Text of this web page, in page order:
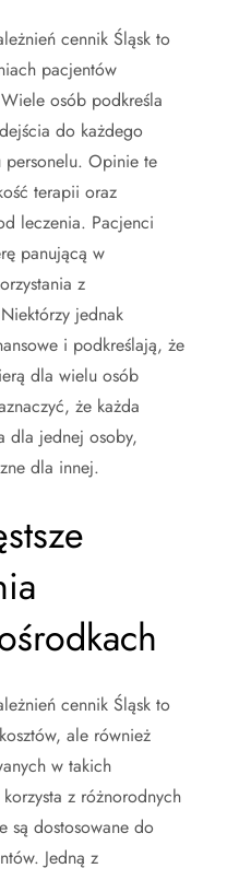
cennik Śląsk to
pacjentów
osób podkreśla
do każdego
personelu. Opinie te
terapii oraz
leczenia. Pacjenci
panującą w
z
jednak
i podkreślają, że
dla wielu osób
że każda
dla jednej osoby,
dla innej.
cennik Śląsk to
ale również
w takich
z różnorodnych
są dostosowane do
Jedną z